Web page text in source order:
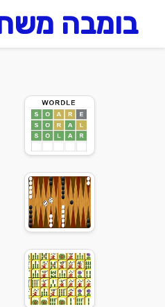
בומבה